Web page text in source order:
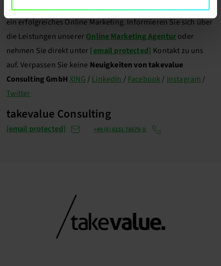
wir Sie bei der Schaffung idealer Rahmenbedingungen für
ein erfolgreiches Online Marketing. Informieren Sie sich über
die Leistungen unsererOnline Marketing Agenturoder
nehmen Sie direkt unter[email protected] Kontakt zu uns
auf. Verpassen Sie keine Neuigkeiten von takevalue
Consulting GmbHXING / LinkedIn / Facebook/ Instagram /
Twitter
takevalue Consulting
[email protected] +49 (0) 6151 78679-0